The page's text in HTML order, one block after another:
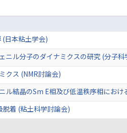
日本粘土学会)
ニル分子のダイナミクスの研究 (分子科
クス (NMR討論会)
結晶のSm E相及び低温秩序相におけ
着 (粘土科学討論会)